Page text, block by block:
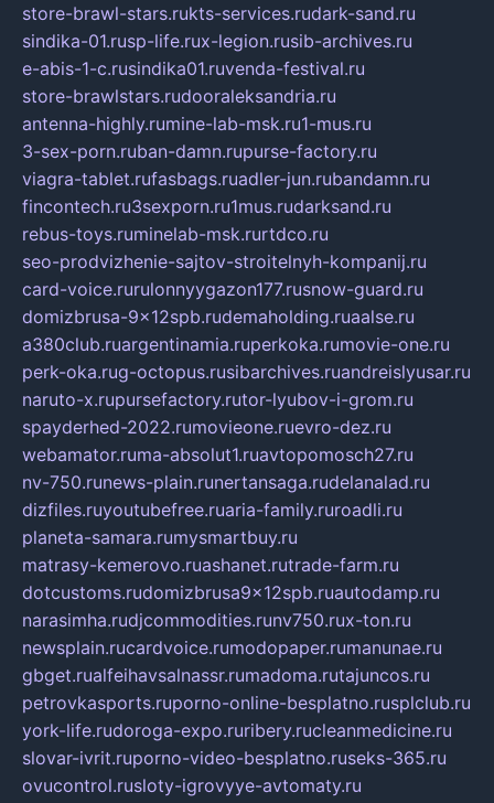
store-brawl-stars.rukts-services.rudark-sand.ru
sindika-01.rusp-life.rux-legion.rusib-archives.ru
e-abis-1-c.rusindika01.ruvenda-festival.ru
store-brawlstars.rudooraleksandria.ru
antenna-highly.rumine-lab-msk.ru1-mus.ru
3-sex-porn.ruban-damn.rupurse-factory.ru
viagra-tablet.rufasbags.ruadler-jun.rubandamn.ru
fincontech.ru3sexporn.ru1mus.rudarksand.ru
rebus-toys.ruminelab-msk.rurtdco.ru
seo-prodvizhenie-sajtov-stroitelnyh-kompanij.ru
card-voice.rurulonnyygazon177.rusnow-guard.ru
domizbrusa-9x12spb.rudemaholding.ruaalse.ru
a380club.ruargentinamia.ruperkoka.rumovie-one.ru
perk-oka.rug-octopus.rusibarchives.ruandreislyusar.ru
naruto-x.rupursefactory.rutor-lyubov-i-grom.ru
spayderhed-2022.rumovieone.ruevro-dez.ru
webamator.ruma-absolut1.ruavtopomosch27.ru
nv-750.runews-plain.runertansaga.rudelanalad.ru
dizfiles.ruyoutubefree.ruaria-family.ruroadli.ru
planeta-samara.rumysmartbuy.ru
matrasy-kemerovo.ruashanet.rutrade-farm.ru
dotcustoms.rudomizbrusa9x12spb.ruautodamp.ru
narasimha.rudjcommodities.runv750.rux-ton.ru
newsplain.rucardvoice.rumodopaper.rumanunae.ru
gbget.rualfeihavsalnassr.rumadoma.rutajuncos.ru
petrovkasports.ruporno-online-besplatno.rusplclub.ru
york-life.rudoroga-expo.ruribery.rucleanmedicine.ru
slovar-ivrit.ruporno-video-besplatno.ruseks-365.ru
ovucontrol.rusloty-igrovyye-avtomaty.ru